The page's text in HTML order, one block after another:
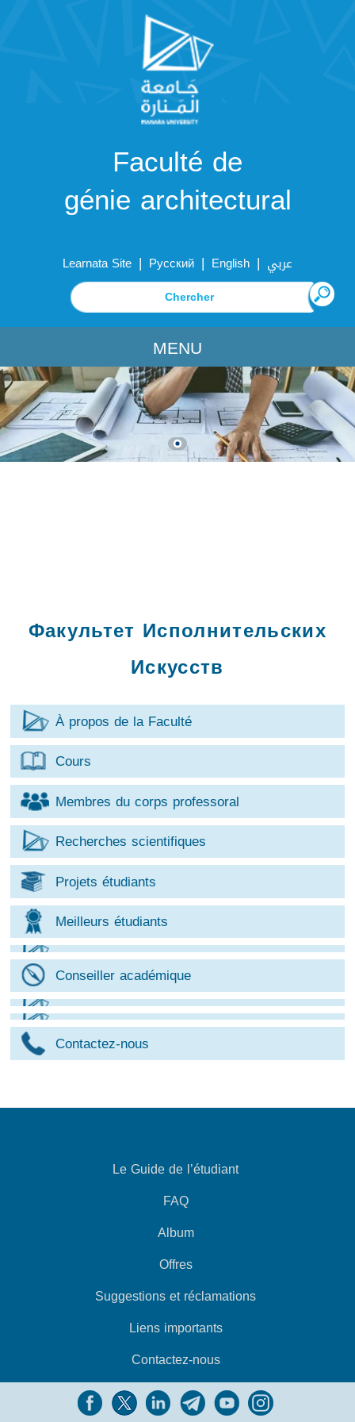
Faculté de
génie architectural
Learnata Site | Русский | English | عربي
MENU
Факультет Исполнительских
Искусств
À propos de la Faculté
Cours
Membres du corps professoral
Recherches scientifiques
Projets étudiants
Meilleurs étudiants
Conseiller académique
Contactez-nous
Le Guide de l’étudiant
FAQ
Album
Offres
Suggestions et réclamations
Liens importants
Contactez-nous